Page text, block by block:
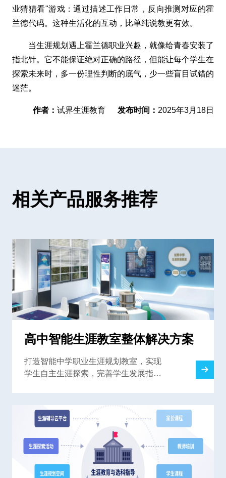
业猜猜看"游戏：通过描述工作日常，反向推测对应的霍
兰德代码。这种生活化的互动，比单纯说教更有效。
当生涯规划遇上霍兰德职业兴趣，就像给青春安装了
指北针。它不能保证绝对正确的路径，但能让每个学生在
探索未来时，多一份理性判断的底气，少一些盲目试错的
迷茫。
作者： 试界生涯教育 发布时间： 2025年3月18日
相关产品服务推荐
高中智能生涯教室整体解决方案
打造智能中学职业生涯规划教室，实现
学生自主生涯探索，完善学生发展指导